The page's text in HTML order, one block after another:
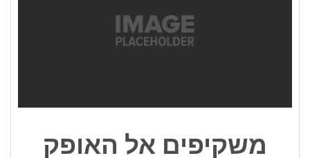
משקיפים אל האופק